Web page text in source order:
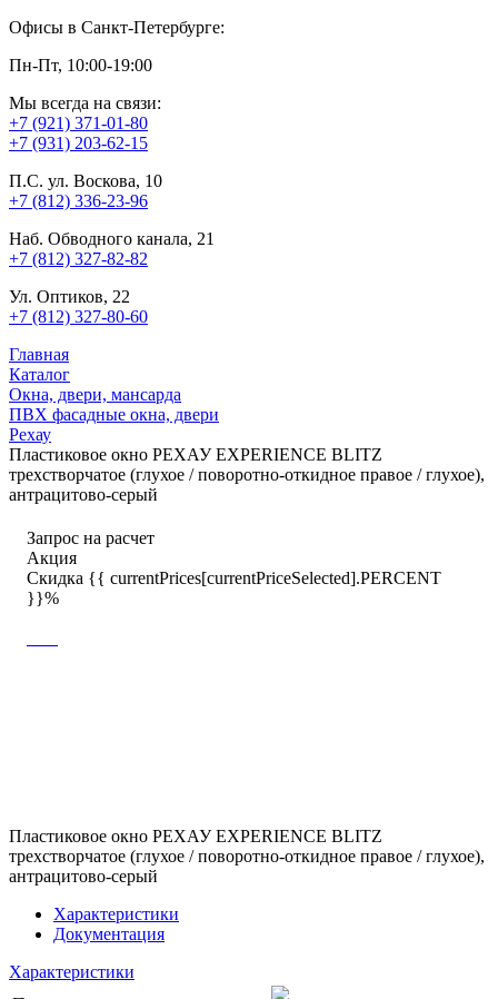
Офисы в Санкт-Петербурге:
Пн-Пт, 10:00-19:00
Мы всегда на связи:
+7 (921) 371-01-80
+7 (931) 203-62-15
П.С. ул. Воскова, 10
+7 (812) 336-23-96
Наб. Обводного канала, 21
+7 (812) 327-82-82
Ул. Оптиков, 22
+7 (812) 327-80-60
Главная
Каталог
Окна, двери, мансарда
ПВХ фасадные окна, двери
Рехау
Пластиковое окно РЕХАУ EXPERIENCE BLITZ
трехстворчатое (глухое / поворотно-откидное правое / глухое),
антрацитово-серый
Запрос на расчет
Акция
Скидка {{ currentPrices[currentPriceSelected].PERCENT
}}%
Пластиковое окно РЕХАУ EXPERIENCE BLITZ
трехстворчатое (глухое / поворотно-откидное правое / глухое),
антрацитово-серый
Характеристики
Документация
Характеристики